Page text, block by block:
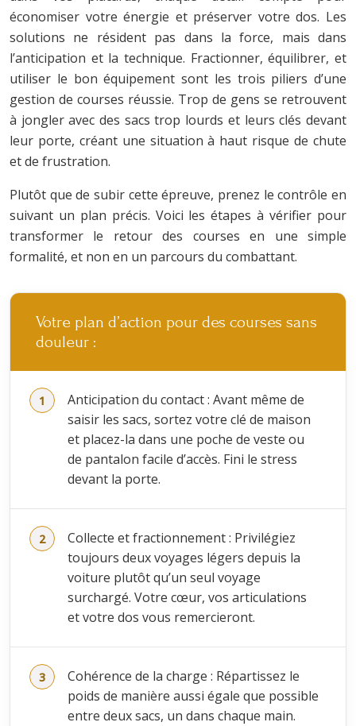
économiser votre énergie et préserver votre dos. Les
solutions ne résident pas dans la force, mais dans
l’anticipation et la technique. Fractionner, équilibrer, et
utiliser le bon équipement sont les trois piliers d’une
gestion de courses réussie. Trop de gens se retrouvent
à jongler avec des sacs trop lourds et leurs clés devant
leur porte, créant une situation à haut risque de chute
et de frustration.
Plutôt que de subir cette épreuve, prenez le contrôle en
suivant un plan précis. Voici les étapes à vérifier pour
transformer le retour des courses en une simple
formalité, et non en un parcours du combattant.
Votre plan d’action pour des courses sans
douleur :
Anticipation du contact : Avant même de
saisir les sacs, sortez votre clé de maison
et placez-la dans une poche de veste ou
de pantalon facile d’accès. Fini le stress
devant la porte.
Collecte et fractionnement : Privilégiez
toujours deux voyages légers depuis la
voiture plutôt qu’un seul voyage
surchargé. Votre cœur, vos articulations
et votre dos vous remercieront.
Cohérence de la charge : Répartissez le
poids de manière aussi égale que possible
entre deux sacs, un dans chaque main.